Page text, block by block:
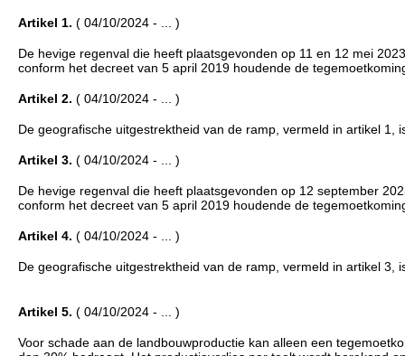
Artikel 1. ( 04/10/2024 - ... )
De hevige regenval die heeft plaatsgevonden op 11 en 12 mei
conform het decreet van 5 april 2019 houdende de
Artikel 2. ( 04/10/2024 - ... )
De geografische uitgestrektheid van de ramp, vermeld in artikel 1,
Artikel 3. ( 04/10/2024 - ... )
De hevige regenval die heeft plaatsgevonden op 12 september
conform het decreet van 5 april 2019 houdende de
Artikel 4. ( 04/10/2024 - ... )
De geografische uitgestrektheid van de ramp, vermeld in artikel 3,
Artikel 5. ( 04/10/2024 - ... )
Voor schade aan de landbouwproductie kan alleen een